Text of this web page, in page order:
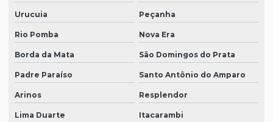
Urucuia Peçanha
Rio Pomba Nova Era
Borda da Mata São Domingos do Prata
Padre Paraíso Santo Antônio do Amparo
Arinos Resplendor
Lima Duarte Itacarambi